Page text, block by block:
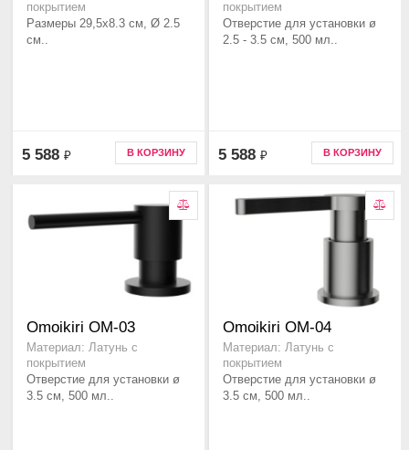
покрытием
Размеры 29,5x8.3 см, Ø 2.5
см..
5 588 ₽ В КОРЗИНУ
покрытием
Отверстие для установки ø
2.5 - 3.5 см, 500 мл..
5 588 ₽ В КОРЗИНУ
Omoikiri OM-03
Материал: Латунь с
покрытием
Отверстие для установки ø
3.5 см, 500 мл..
Omoikiri OM-04
Материал: Латунь с
покрытием
Отверстие для установки ø
3.5 см, 500 мл..